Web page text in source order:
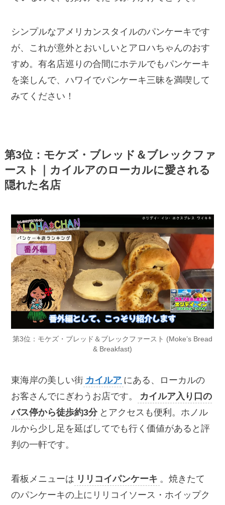
シンプルなアメリカンスタイルのパンケーキです
が、これが意外とおいしいとアロハちゃんのおす
すめ。有名店巡りの合間にホテルでもパンケーキ
を楽しんで、ハワイでパンケーキ三昧を満喫して
みてください！
第3位：モケズ・ブレッド＆ブレックファ
ースト｜カイルアのローカルに愛される
隠れた名店
第3位：モケズ・ブレッド＆ブレックファースト (Moke’s Bread
& Breakfast)
東海岸の美しい街 カイルア にある、ローカルの
お客さんでにぎわうお店です。
カイルア入り口の
バス停から徒歩約3分 とアクセスも便利。ホノル
ルから少し足を延ばしてでも行く価値があると評
判の一軒です。
看板メニューは リリコイパンケーキ 。焼きたて
のパンケーキの上にリリコイソース・ホイップク